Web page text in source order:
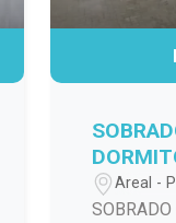
uma área
que
das áreas
Agende
perto tudo
oferecer!
POSSUI
Areal -